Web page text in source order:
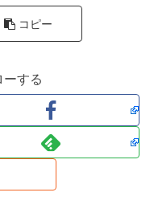
コピー
する